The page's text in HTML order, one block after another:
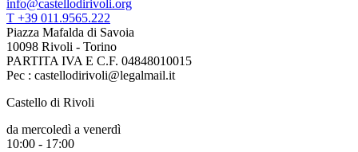
info@castellodirivoli.org
T +39 011.9565.222
Piazza Mafalda di Savoia
10098 Rivoli - Torino
PARTITA IVA E C.F. 04848010015
Pec : castellodirivoli@legalmail.it
Castello di Rivoli
da mercoledì a venerdì
10:00 - 17:00